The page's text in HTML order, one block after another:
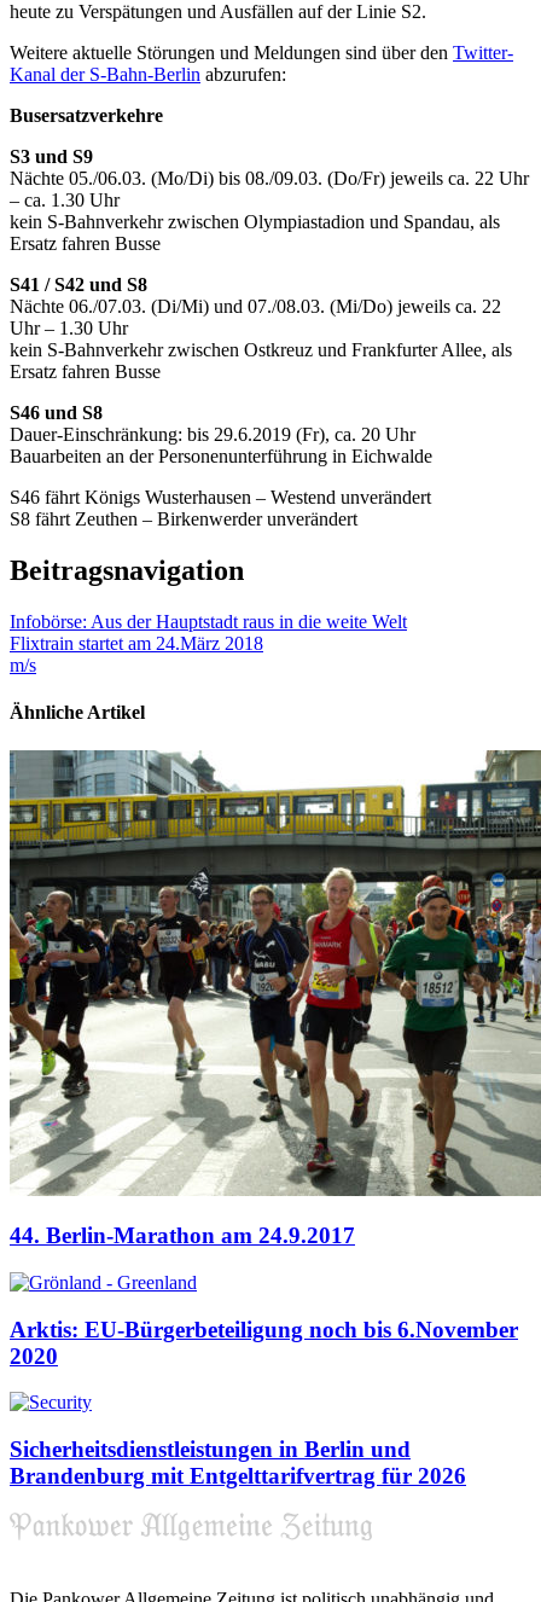
heute zu Verspätungen und Ausfällen auf der Linie S2.
Weitere aktuelle Störungen und Meldungen sind über den Twitter-
Kanal der S-Bahn-Berlin abzurufen:
Busersatzverkehre
S3 und S9
Nächte 05./06.03. (Mo/Di) bis 08./09.03. (Do/Fr) jeweils ca. 22 Uhr
– ca. 1.30 Uhr
kein S-Bahnverkehr zwischen Olympiastadion und Spandau, als
Ersatz fahren Busse
S41 / S42 und S8
Nächte 06./07.03. (Di/Mi) und 07./08.03. (Mi/Do) jeweils ca. 22
Uhr – 1.30 Uhr
kein S-Bahnverkehr zwischen Ostkreuz und Frankfurter Allee, als
Ersatz fahren Busse
S46 und S8
Dauer-Einschränkung: bis 29.6.2019 (Fr), ca. 20 Uhr
Bauarbeiten an der Personenunterführung in Eichwalde
S46 fährt Königs Wusterhausen – Westend unverändert
S8 fährt Zeuthen – Birkenwerder unverändert
Beitragsnavigation
Infobörse: Aus der Hauptstadt raus in die weite Welt
Flixtrain startet am 24.März 2018
m/s
Ähnliche Artikel
44. Berlin-Marathon am 24.9.2017
Arktis: EU-Bürgerbeteiligung noch bis 6.November
2020
Sicherheitsdienstleistungen in Berlin und
Brandenburg mit Entgelttarifvertrag für 2026